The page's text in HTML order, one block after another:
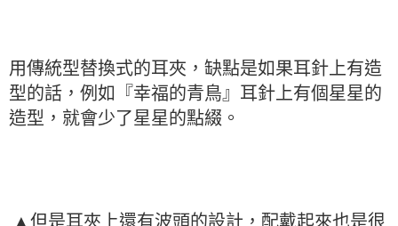
用傳統型替換式的耳夾，缺點是如果耳針上有造
型的話，例如『幸福的青鳥』耳針上有個星星的
造型，就會少了星星的點綴。
▲但是耳夾上還有波頭的設計，配戴起來也是很